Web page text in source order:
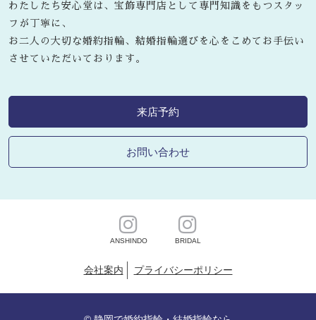
わたしたち安心堂は、宝飾専門店として専門知識をもつスタッ
フが丁寧に、
お二人の大切な婚約指輪、結婚指輪選びを心をこめてお手伝い
させていただいております。
来店予約
お問い合わせ
ANSHINDO BRIDAL
会社案内 プライバシーポリシー